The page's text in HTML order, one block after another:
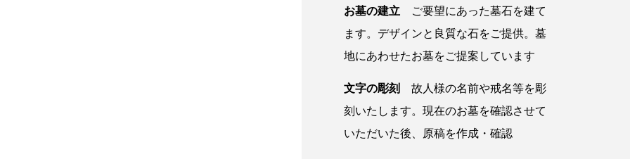
お墓の建立 ご要望にあった墓石を建て
ます。デザインと良質な石をご提供。墓
地にあわせたお墓をご提案しています
文字の彫刻
故人様の名前や戒名等を彫
刻いたします。現在のお墓を確認させて
いただいた後、原稿を作成・確認